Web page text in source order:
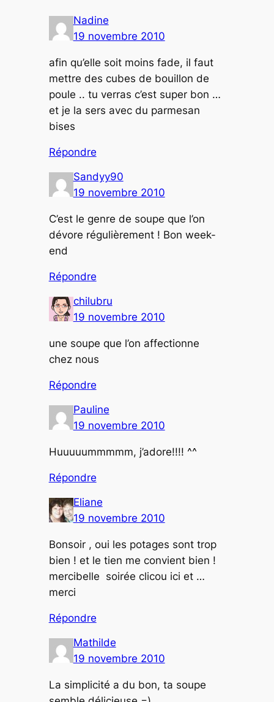
Nadine
19 novembre 2010
afin qu’elle soit moins fade, il faut
mettre des cubes de bouillon de
poule .. tu verras c’est super bon …
et je la sers avec du parmesan
bises
Répondre
Sandyy90
19 novembre 2010
C’est le genre de soupe que l’on
dévore régulièrement ! Bon week-
end
Répondre
chilubru
19 novembre 2010
une soupe que l’on affectionne
chez nous
Répondre
Pauline
19 novembre 2010
Huuuuummmmm, j’adore!!!! ^^
Répondre
Eliane
19 novembre 2010
Bonsoir , oui les potages sont trop
bien ! et le tien me convient bien !
mercibelle soirée clicou ici et …
merci
Répondre
Mathilde
19 novembre 2010
La simplicité a du bon, ta soupe